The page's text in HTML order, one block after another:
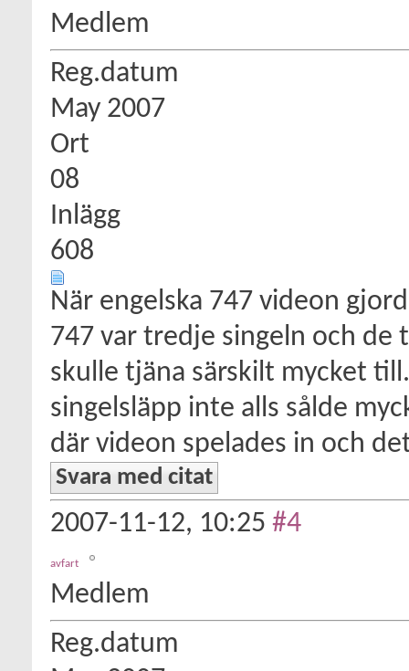
Medlem
Reg.datum
May 2007
Ort
08
Inlägg
608
När engelska 747 videon
747 var tredje singeln och de
skulle tjäna särskilt mycket
singelsläpp inte alls sålde
där videon spelades in och
Svara med citat
2007-11-12, 10:25 #4
avfart
Medlem
Reg.datum